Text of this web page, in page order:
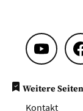
Weitere
Kontakt